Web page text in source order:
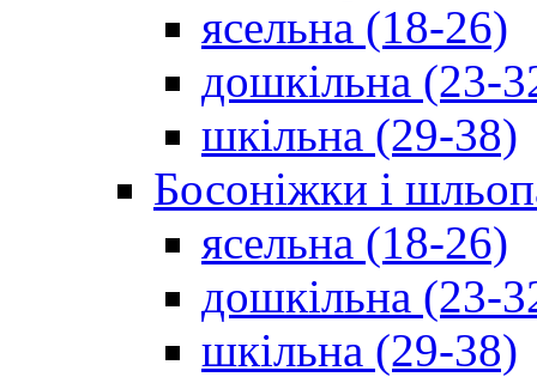
ясельна (18-26)
дошкільна (23-
шкільна (29-38)
Босоніжки і
ясельна (18-26)
дошкільна (23-
шкільна (29-38)